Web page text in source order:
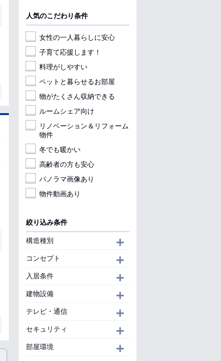
人気のこだわり条件
女性の一人暮らしに安心
子育て応援します！
料理がしやすい
ペットと暮らせるお部屋
物がたくさん収納できる
ルームシェア向け
リノベーション＆リフォーム
物件
冬でも暖かい
高齢者の方も安心
パノラマ画像あり
物件動画あり
絞り込み条件
構造種別
コンセプト
入居条件
建物設備
テレビ・通信
セキュリティ
部屋環境